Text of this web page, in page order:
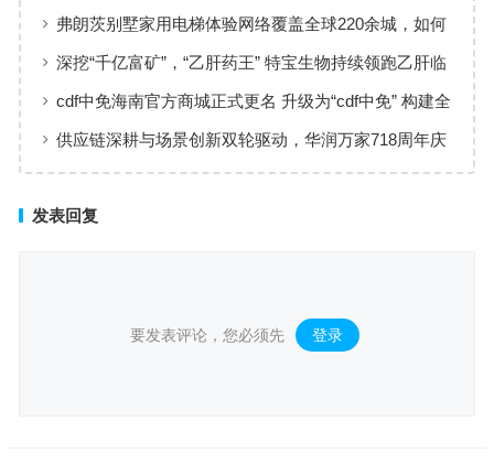
新选择
弗朗茨别墅家用电梯体验网络覆盖全球220余城，如何
实现高效服务响应
深挖“千亿富矿”，“乙肝药王” 特宝生物持续领跑乙肝临
床治愈
cdf中免海南官方商城正式更名 升级为“cdf中免” 构建全
场景购物生态
供应链深耕与场景创新双轮驱动，华润万家718周年庆
发表回复
要发表评论，您必须先 登录 。